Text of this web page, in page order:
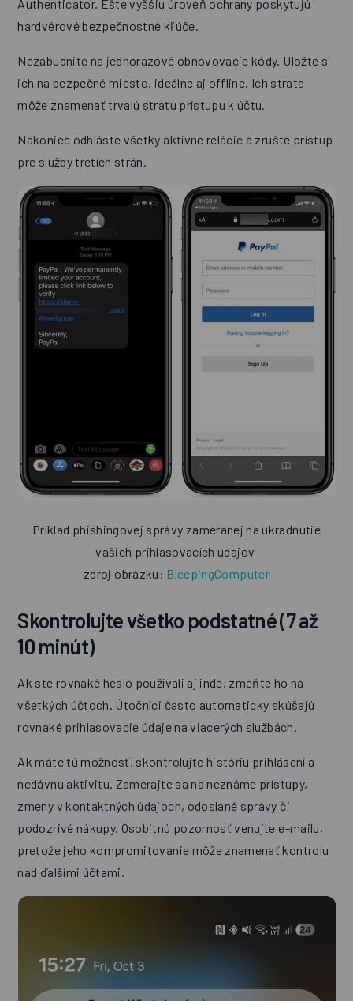
Authenticator. Ešte vyššiu úroveň ochrany poskytujú
hardvérové bezpečnostné kľúče.
Nezabudnite na jednorazové obnovovacie kódy. Uložte si
ich na bezpečné miesto, ideálne aj offline. Ich strata
môže znamenať trvalú stratu prístupu k účtu.
Nakoniec odhláste všetky aktívne relácie a zrušte prístup
pre služby tretích strán.
Príklad phishingovej správy zameranej na ukradnutie
vašich prihlasovacích údajov
zdroj obrázku: BleepingComputer
Skontrolujte všetko podstatné (7 až
10 minút)
Ak ste rovnaké heslo používali aj inde, zmeňte ho na
všetkých účtoch. Útočníci často automaticky skúšajú
rovnaké prihlasovacie údaje na viacerých službách.
Ak máte tú možnosť, skontrolujte históriu prihlásení a
nedávnu aktivitu. Zamerajte sa na neznáme prístupy,
zmeny v kontaktných údajoch, odoslané správy či
podozrivé nákupy. Osobitnú pozornosť venujte e-mailu,
pretože jeho kompromitovanie môže znamenať kontrolu
nad ďalšími účtami.